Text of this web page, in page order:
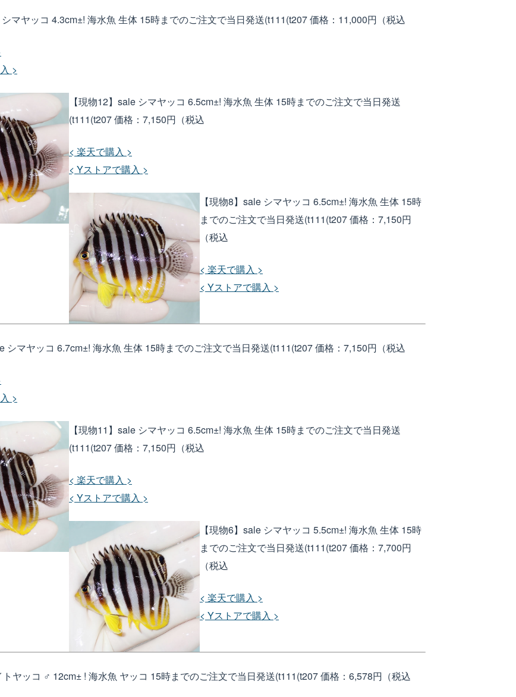
シマヤッコ 4.3cm±! 海水魚 生体 15時までのご注文で当日発送(t111(t207価格：11,000円（税込
>
【現物12】sale シマヤッコ 6.5cm±! 海水魚 生体 15時までのご注文で当日発送
(t111(t207価格：7,150円（税込
< 楽天で購入 >
< Yストアで購入 >
【現物8】sale シマヤッコ 6.5cm±! 海水魚 生体 15時
までのご注文で当日発送(t111(t207価格：7,150円
（税込
< 楽天で購入 >
< Yストアで購入 >
シマヤッコ 6.7cm±! 海水魚 生体 15時までのご注文で当日発送(t111(t207価格：7,150円（税込
>
【現物11】sale シマヤッコ 6.5cm±! 海水魚 生体 15時までのご注文で当日発送
(t111(t207価格：7,150円（税込
< 楽天で購入 >
< Yストアで購入 >
【現物6】sale シマヤッコ 5.5cm±! 海水魚 生体 15時
までのご注文で当日発送(t111(t207価格：7,700円
（税込
< 楽天で購入 >
< Yストアで購入 >
トヤッコ ♂ 12cm± ! 海水魚 ヤッコ 15時までのご注文で当日発送(t111(t207価格：6,578円（税込